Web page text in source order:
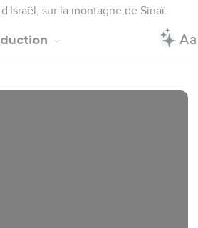
sur la montagne de Sinaï.